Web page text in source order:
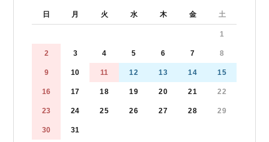
日 月 火 水 木 金 土
1
2 3 4 5 6 7 8
9 10 11 12 13 14 15
16 17 18 19 20 21 22
23 24 25 26 27 28 29
30 31